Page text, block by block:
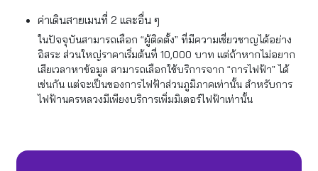
ค่าเดินสายเมนที่ 2 และอื่น ๆ
ในปัจจุบันสามารถเลือก “ผู้ติดตั้ง” ที่มีความเชี่ยวชาญได้อย่าง
อิสระ ส่วนใหญ่ราคาเริ่มต้นที่ 10,000 บาท แต่ถ้าหากไม่อยาก
เสียเวลาหาข้อมูล สามารถเลือกใช้บริการจาก “การไฟฟ้า” ได้
เช่นกัน แต่จะเป็นของการไฟฟ้าส่วนภูมิภาคเท่านั้น สำหรับการ
ไฟฟ้านครหลวงมีเพียงบริการเพิ่มมิเตอร์ไฟฟ้าเท่านั้น